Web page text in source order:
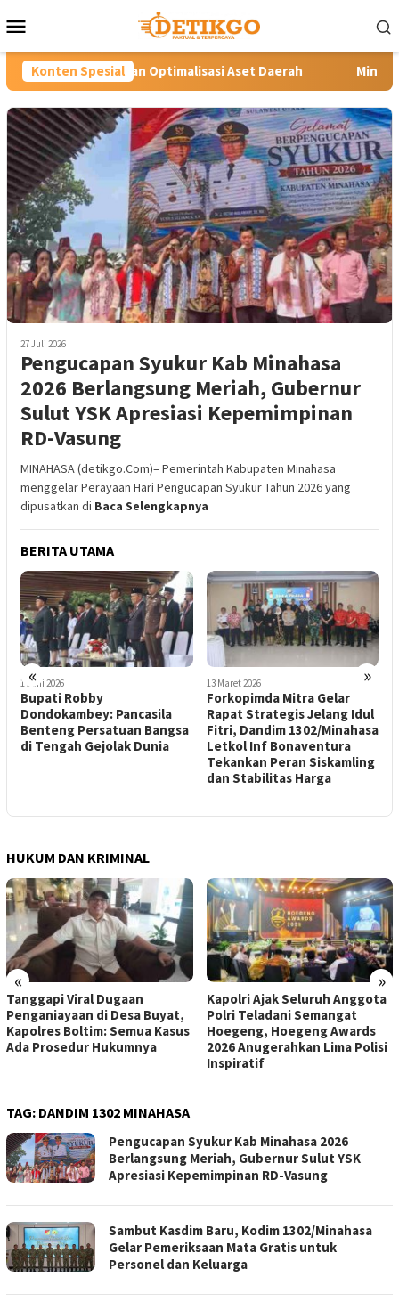
ke
Mobile
Konten Spesial
Optimalisasi Aset Daerah Minahasa Siaga Hadapi
27 Juli 2026
Pengucapan Syukur Kab Minahasa
2026 Berlangsung Meriah, Gubernur
Sulut YSK Apresiasi Kepemimpinan
RD-Vasung
MINAHASA (detikgo.Com)– Pemerintah Kabupaten Minahasa
menggelar Perayaan Hari Pengucapan Syukur Tahun 2026 yang
dipusatkan di Baca Selengkapnya
BERITA UTAMA
« »
1 Juni 2026
Bupati Robby
Dondokambey: Pancasila
Benteng Persatuan Bangsa
di Tengah Gejolak Dunia
13 Maret 2026
Forkopimda Mitra Gelar
Rapat Strategis Jelang Idul
Fitri, Dandim 1302/Minahasa
Letkol Inf Bonaventura
Tekankan Peran Siskamling
dan Stabilitas Harga
HUKUM DAN KRIMINAL
« »
Tanggapi Viral Dugaan
Penganiayaan di Desa Buyat,
Kapolres Boltim: Semua Kasus
Ada Prosedur Hukumnya
Kapolri Ajak Seluruh Anggota
Polri Teladani Semangat
Hoegeng, Hoegeng Awards
2026 Anugerahkan Lima Polisi
Inspiratif
TAG: DANDIM 1302 MINAHASA
Pengucapan Syukur Kab Minahasa 2026
Berlangsung Meriah, Gubernur Sulut YSK
Apresiasi Kepemimpinan RD-Vasung
Sambut Kasdim Baru, Kodim 1302/Minahasa
Gelar Pemeriksaan Mata Gratis untuk
Personel dan Keluarga